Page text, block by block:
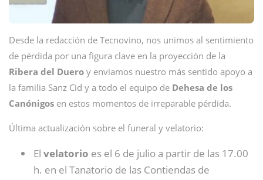
Desde la redacción de Tecnovino, nos unimos al sentimiento
de pérdida por una figura clave en la proyección de la
Ribera del Duero y enviamos nuestro más sentido apoyo a
la familia Sanz Cid y a todo el equipo de Dehesa de los
Canónigos en estos momentos de irreparable pérdida.
Última actualización sobre el funeral y velatorio:
El velatorio es el 6 de julio a partir de las 17.00
h. en el Tanatorio de las Contiendas de